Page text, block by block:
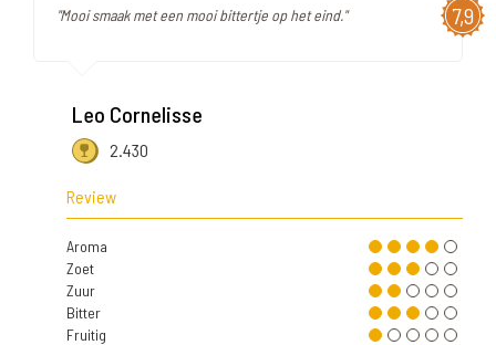
7,9
"Mooi smaak met een mooi bittertje op het eind."
Leo Cornelisse
2.430
Review
Aroma
Zoet
Zuur
Bitter
Fruitig